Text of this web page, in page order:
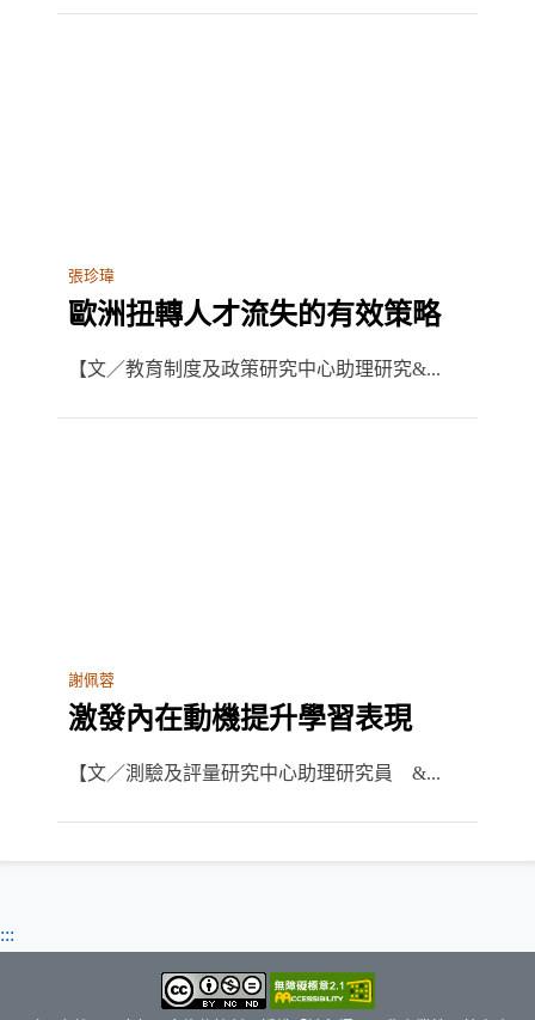
張珍瑋
歐洲扭轉人才流失的有效策略
【文／教育制度及政策研究中心助理研究&...
謝佩蓉
激發內在動機提升學習表現
【文／測驗及評量研究中心助理研究員 &...
:::